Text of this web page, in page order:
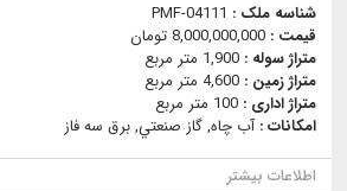
شناسه ملک : PMF-04111
قیمت : 8,000,000,000 تومان
متراژ سوله : 1,900 متر مربع
متراژ زمین : 4,600 متر مربع
متراژ اداری : 100 متر مربع
امکانات :آب چاه, گاز صنعتي, برق سه فاز
اطلاعات بیشتر